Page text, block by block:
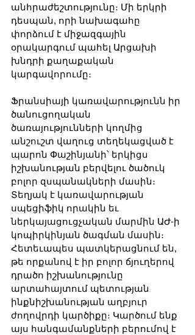
անհրաժեշտությունը։ Մի երկրի
դեսպան, որի նախագահը
փորձում է միջազգային
օրակարգում պահել Արցախի
խնդրի քաղաքական
կարգավորումը։
Ֆրանսիայի կառավարությունն իր
ծանուցողական
ծառայությունների կողմից
անշուշտ վաղուց տեղեկացված է
պարոն Փաշինյանի՝ երկիցս
իշխանության բերվելու ծածուկ
բոլոր զսպանակների մասին։
Տեղյակ է կառավարության
սպեցիֆիկ որակին եւ
ներկայացուցչական մարմին ԱԺ-ի
կոպիրկինյան ծագման մասին։
Հետեւապես պատկերացնում են,
թե որքանով է իր բոլոր ճյուղերով
դրածո իշխանությունը
արտահայտում պետության
ինքնիշխանության աղբյուր
ժողովրդի կարծիքը։ Կարծում ենք
այս հանգամանքների բերումով է